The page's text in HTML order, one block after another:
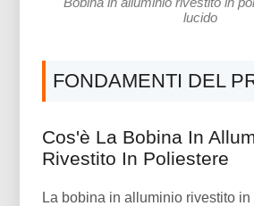
lucido
FONDAMENTI DEL
Cos'è La Bobina In
Rivestito In Poliestere
La bobina in alluminio rivestito